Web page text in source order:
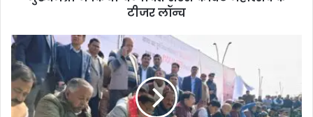
टीजर लॉन्च